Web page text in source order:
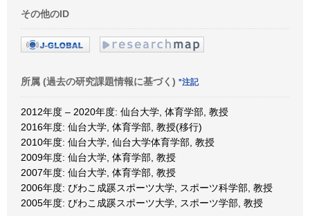
その他のID
所属 (過去の研究課題情報に基づく) *注記
2012年度 – 2020年度: 仙台大学, 体育学部, 教授
2016年度: 仙台大学, 体育学部, 教授(移行)
2010年度: 仙台大学, 仙台大学体育学部, 教授
2009年度: 仙台大学, 体育学部, 教授
2007年度: 仙台大学, 体育学部, 教授
2006年度: びわこ成蹊スポーツ大学, スポーツ科学部, 教授
2005年度: びわこ成蹊スポーツ大学, スポーツ学部, 教授